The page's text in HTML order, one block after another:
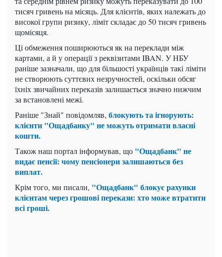
тисяч гривень на місяць. Для клієнтів, яких належать до
високої групи ризику, ліміт складає до 50 тисяч гривень
щомісяця.
Ці обмеження поширюються як на переклади між
картами, а й у операції з реквізитами IBAN. У НБУ
раніше зазначали, що для більшості українців такі ліміти
не створюють суттєвих незручностей, оскільки обсяг
їхніх звичайних переказів залишається значно нижчим
за встановлені межі.
Раніше "Знай" повідомляв, блокують та ігнорують:
клієнти "Ощадбанку" не можуть отримати власні
кошти.
Також наш портал інформував, що "Ощадбанк" не
видає пенсії: чому пенсіонери залишаються без
виплат.
Крім того, ми писали, "Ощадбанк" блокує рахунки
клієнтам через грошові перекази: хто може втратити
всі гроші.